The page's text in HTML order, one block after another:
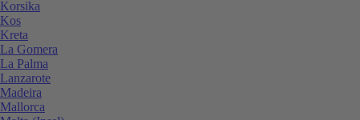
Korsika
Kos
Kreta
La Gomera
La Palma
Lanzarote
Madeira
Mallorca